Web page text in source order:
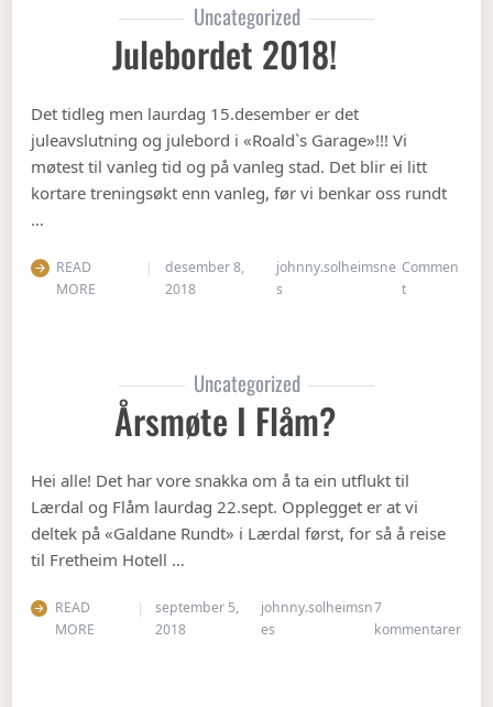
Uncategorized
Julebordet 2018!
Det tidleg men laurdag 15.desember er det
juleavslutning og julebord i «Roald`s Garage»!!! Vi
møtest til vanleg tid og på vanleg stad. Det blir ei litt
kortare treningsøkt enn vanleg, før vi benkar oss rundt
…
READ
MORE
desember 8,
2018
johnny.solheimsne
s
Commen
ton Julebordet
Uncategorized
Årsmøte I Flåm?
Hei alle! Det har vore snakka om å ta ein utflukt til
Lærdal og Flåm laurdag 22.sept. Opplegget er at vi
deltek på «Galdane Rundt» i Lærdal først, for så å reise
til Fretheim Hotell …
READ
MORE
september 5,
2018
johnny.solheimsn
es
7
kommentarertil